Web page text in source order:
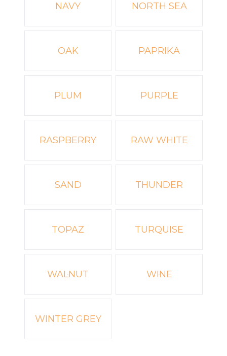
NAVY NORTH SEA
OAK PAPRIKA
PLUM PURPLE
RASPBERRY RAW WHITE
SAND THUNDER
TOPAZ TURQUISE
WALNUT WINE
WINTER GREY